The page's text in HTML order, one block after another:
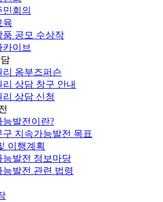
회의
육
품 공모 수상작
카이브
리 옴부즈퍼슨
리 상담 창구 안내
리 상담 신청
능발전이란?
구 지속가능발전 목표
이행계획
능발전 정보마당
능발전 관련 법령